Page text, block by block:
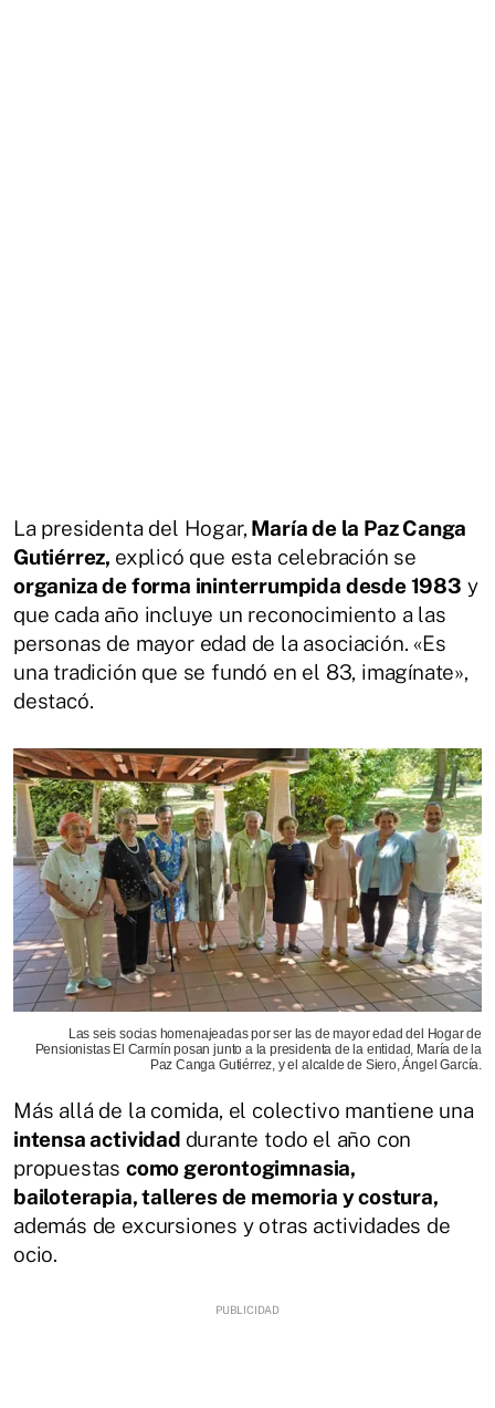
La presidenta del Hogar, María de la Paz Canga
Gutiérrez, explicó que esta celebración se
organiza de forma ininterrumpida desde 1983 y
que cada año incluye un reconocimiento a las
personas de mayor edad de la asociación. «Es
una tradición que se fundó en el 83, imagínate»,
destacó.
Las seis socias homenajeadas por ser las de mayor edad del Hogar de
Pensionistas El Carmín posan junto a la presidenta de la entidad, María de la
Paz Canga Gutiérrez, y el alcalde de Siero, Ángel García.
Más allá de la comida, el colectivo mantiene una
intensa actividad durante todo el año con
propuestas como gerontogimnasia,
bailoterapia, talleres de memoria y costura,
además de excursiones y otras actividades de
ocio.